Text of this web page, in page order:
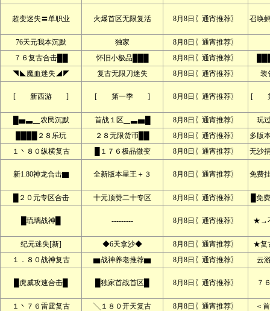
超变迷失〓单职业 火爆首区无限复活 8月8日〖通宵推荐〗 召唤
76天元我本沉默 独家
8月8日〖通宵推荐〗
７６复古合击██
怀旧小极品███ 8月8日〖通宵推荐〗
◥◣魔血迷失◢◤
复古无限刀迷失 8月8日〖通宵推荐〗 装
[ 新西游 ] [ 第一季 ] 8月8日〖通宵推荐〗 [
█▅▃▁农民沉默 首战１区▁▃▅█ 8月8日〖通宵推荐〗
玩
████２８乐玩
２８无限货币██ 8月8日〖通宵推荐〗
多版
１丶８０纵横复古
█１７６极品微变 8月8日〖通宵推荐〗 无沙
新1.80神龙合击▇ 全新版本星王＋３ 8月8日〖通宵推荐〗 免费
█２０元专区合击 十元顶赞二十专区 8月8日〖通宵推荐〗 █免
█琉璃战神█ --------- 8月8日〖通宵推荐〗 ★→
纪元迷失[新] ◆6天拿沙◆ 8月8日〖通宵推荐〗
★复
１．８０战神复古
▆战神养老推荐▆ 8月8日〖通宵推荐〗 云
█虎威攻速合击█ █独家首战首区█ 8月8日〖通宵推荐〗 ７
１丶７６雷霆复古 ╲１８０开天复古 8月8日〖通宵推荐〗 ＜